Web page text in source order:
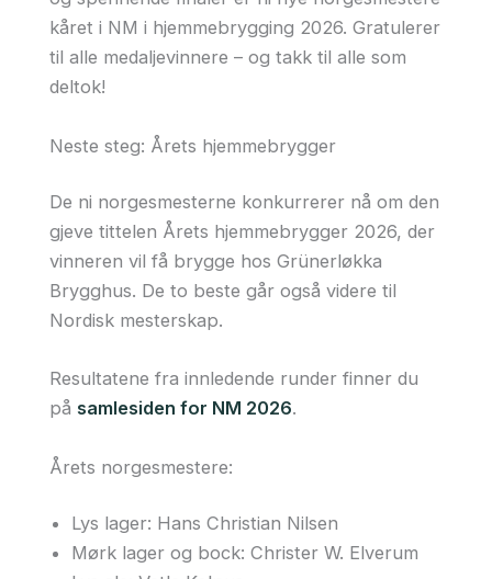
kåret i NM i hjemmebrygging 2026. Gratulerer
til alle medaljevinnere – og takk til alle som
deltok!
Neste steg: Årets hjemmebrygger
De ni norgesmesterne konkurrerer nå om den
gjeve tittelen Årets hjemmebrygger 2026, der
vinneren vil få brygge hos Grünerløkka
Brygghus. De to beste går også videre til
Nordisk mesterskap.
Resultatene fra innledende runder finner du
på samlesiden for NM 2026.
Årets norgesmestere:
Lys lager: Hans Christian Nilsen
Mørk lager og bock: Christer W. Elverum